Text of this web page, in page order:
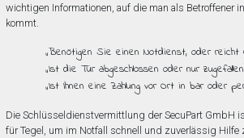
wichtigen Informationen, auf die man als Betroffener
kommt.
„Benötigen Sie einen Notdienst, oder reicht
„Ist die Tür abgeschlossen oder nur
„Ist Ihnen eine Zahlung vor Ort in bar oder per
Die Schlüsseldienstvermittlung der SecuPart GmbH
für Tegel, um im Notfall schnell und zuverlässig Hilfe